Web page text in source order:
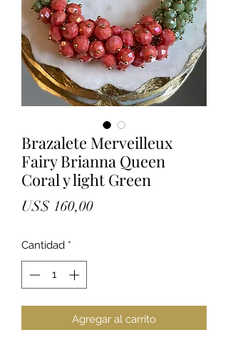
Brazalete Merveilleux
Fairy Brianna Queen
Coral y light Green
US$ 160,00Precio
Cantidad *
Agregar al carrito